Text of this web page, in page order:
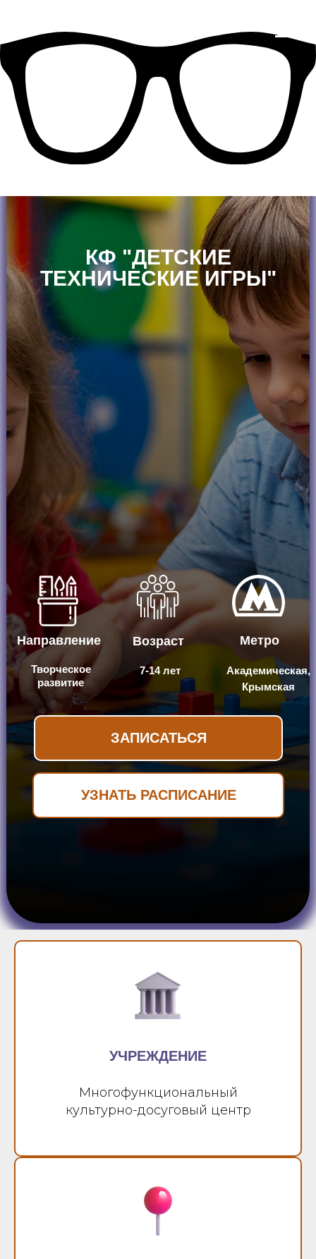
КФ "ДЕТСКИЕ
ТЕХНИЧЕСКИЕ ИГРЫ"
Направление
Творческое
развитие
Возраст
7-14 лет
Метро
Академическая,
Крымская
ЗАПИСАТЬСЯ
УЗНАТЬ РАСПИСАНИЕ
УЧРЕЖДЕНИЕ
Многофункциональный
культурно-досуговый центр